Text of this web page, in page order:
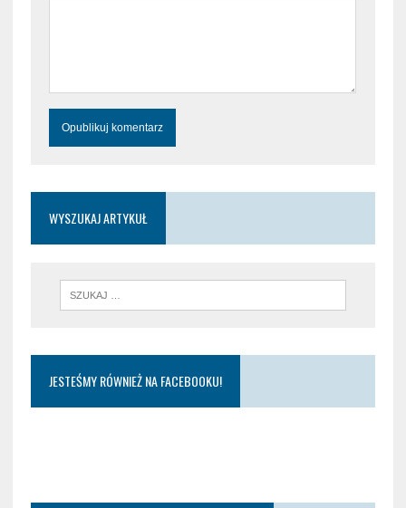
WYSZUKAJ ARTYKUŁ
JESTEŚMY RÓWNIEŻ NA FACEBOOKU!